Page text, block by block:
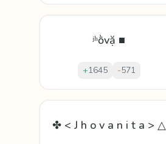
ʲʰṑvặ ■
+1645 -571
✤ < J h o v a n i t a > △